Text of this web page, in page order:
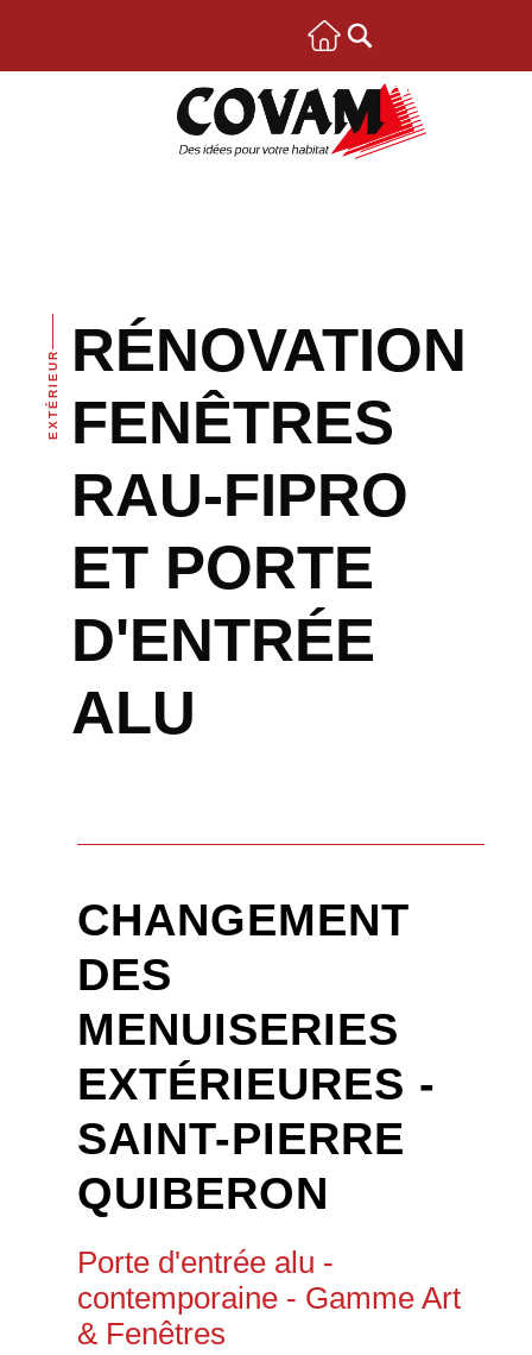
EXTÉRIEUR RÉNOVATION
FENÊTRES
RAU-FIPRO
ET PORTE
D'ENTRÉE
ALU
CHANGEMENT
DES
MENUISERIES
EXTÉRIEURES -
SAINT-PIERRE
QUIBERON
Porte d'entrée alu -
contemporaine - Gamme Art
& Fenêtres